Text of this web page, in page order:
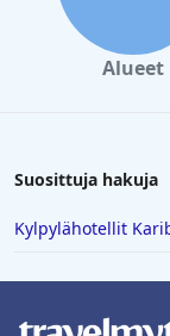
Alueet
Suosittuja hakuja
Kylpylähotellit